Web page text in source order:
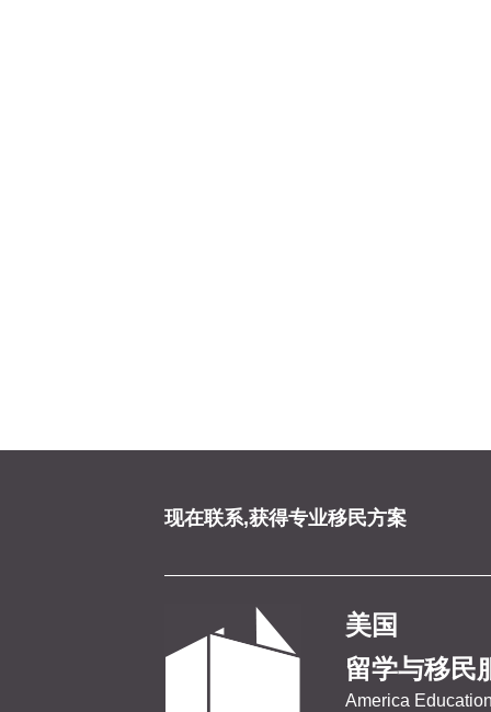
现在联系,获得专业移民方案
美国
留学与移民
America